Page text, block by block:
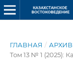
ГЛАВНАЯ /
Том 13 № 1 (2025):